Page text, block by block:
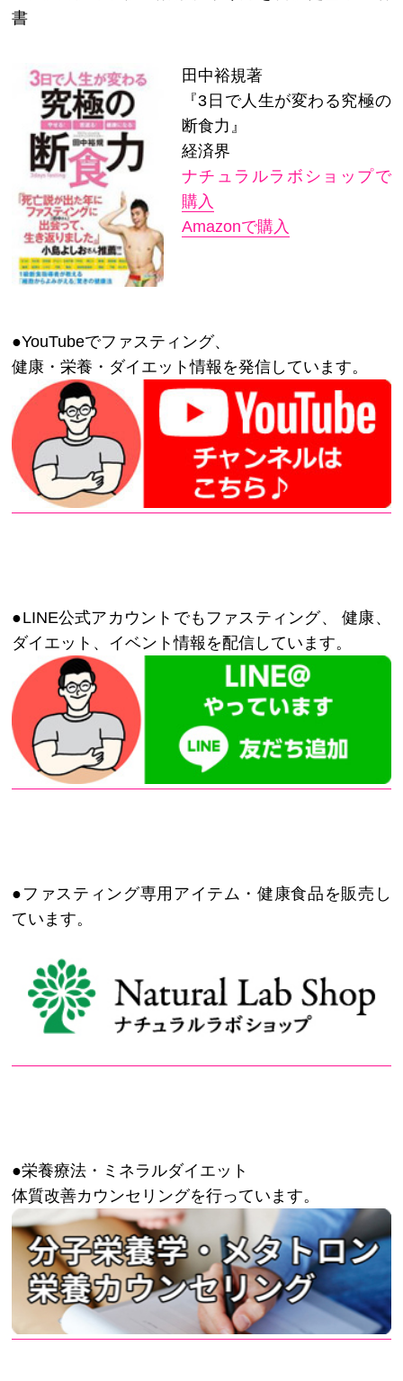
書
田中裕規著
『3日で人生が変わる究極の
断食力』
経済界
ナチュラルラボショップで
購入
Amazonで購入
●YouTubeでファスティング、
健康・栄養・ダイエット情報を発信しています。
●LINE公式アカウントでもファスティング、 健康、
ダイエット、イベント情報を配信しています。
●ファスティング専用アイテム・健康食品を販売し
ています。
●栄養療法・ミネラルダイエット
体質改善カウンセリングを行っています。